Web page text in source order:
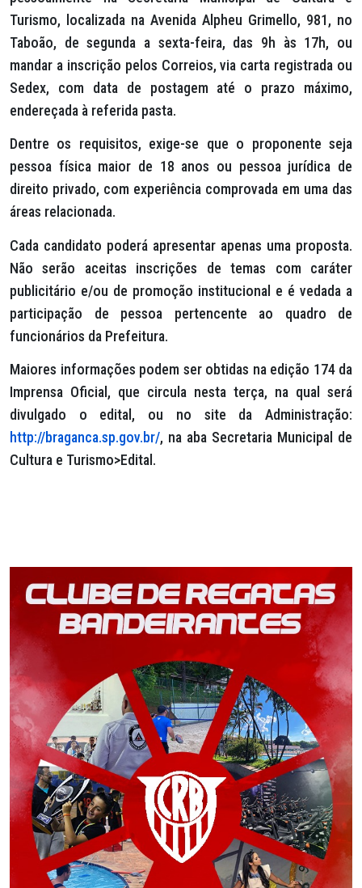
Turismo, localizada na Avenida Alpheu Grimello, 981, no
Taboão, de segunda a sexta-feira, das 9h às 17h, ou
mandar a inscrição pelos Correios, via carta registrada ou
Sedex, com data de postagem até o prazo máximo,
endereçada à referida pasta.
Dentre os requisitos, exige-se que o proponente seja
pessoa física maior de 18 anos ou pessoa jurídica de
direito privado, com experiência comprovada em uma das
áreas relacionada.
Cada candidato poderá apresentar apenas uma proposta.
Não serão aceitas inscrições de temas com caráter
publicitário e/ou de promoção institucional e é vedada a
participação de pessoa pertencente ao quadro de
funcionários da Prefeitura.
Maiores informações podem ser obtidas na edição 174 da
Imprensa Oficial, que circula nesta terça, na qual será
divulgado o edital, ou no site da Administração:
http://braganca.sp.gov.br/, na aba Secretaria Municipal de
Cultura e Turismo>Edital.